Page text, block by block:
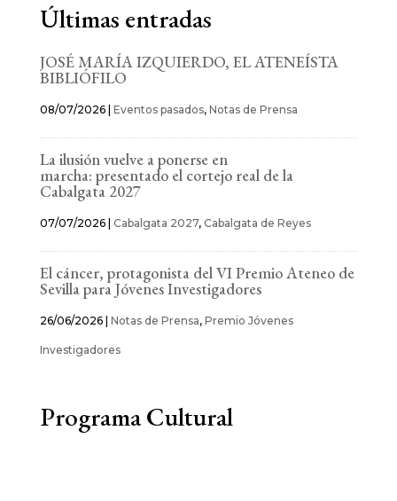
Últimas entradas
JOSÉ MARÍA IZQUIERDO, EL ATENEÍSTA
BIBLIÓFILO
08/07/2026| Eventos pasados, Notas de Prensa
La ilusión vuelve a ponerse en
marcha: presentado el cortejo real de la
Cabalgata 2027
07/07/2026| Cabalgata 2027, Cabalgata de Reyes
El cáncer, protagonista del VI Premio Ateneo de
Sevilla para Jóvenes Investigadores
26/06/2026| Notas de Prensa, Premio Jóvenes
Investigadores
Programa Cultural